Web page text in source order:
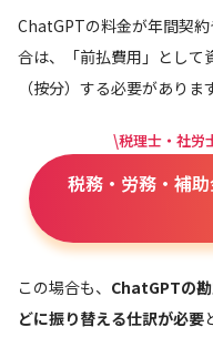
ChatGPTの料金が年間契
合は、「前払費用」として
（按分）する必要がありま
\税理士・社労
税務・労務・補
この場合も、 ChatGPTの
どに振り替える仕訳が必要